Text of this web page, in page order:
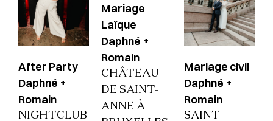
After Party
Daphné +
Romain
NIGHTCLUB
Mariage
Laïque
Daphné +
Romain
CHÂTEAU
DE SAINT-
ANNE À
Mariage civil
Daphné +
Romain
SAINT-